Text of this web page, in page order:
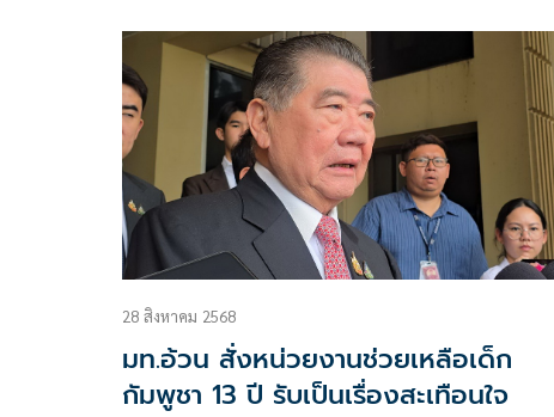
28 สิงหาคม 2568
มท.อ้วน สั่งหน่วยงานช่วยเหลือเด็ก
กัมพูชา 13 ปี รับเป็นเรื่องสะเทือนใจ